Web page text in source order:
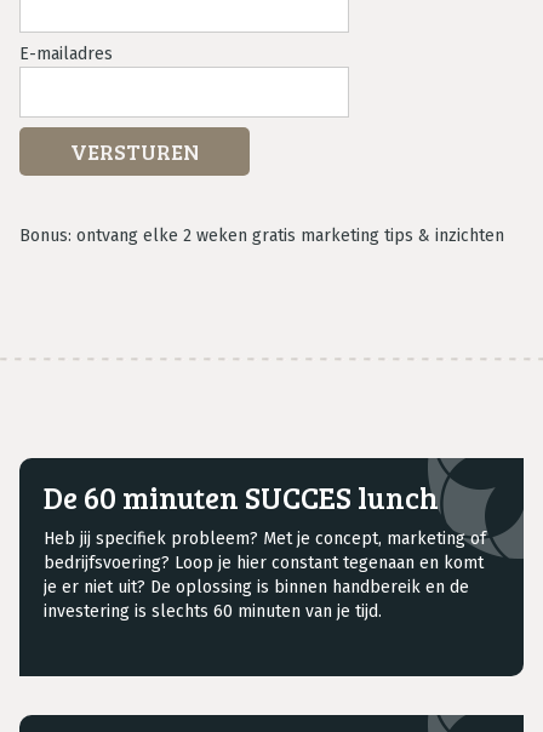
E-mailadres
Bonus: ontvang elke 2 weken gratis marketing tips & inzichten
De 60 minuten SUCCES lunch
Heb jij specifiek probleem? Met je concept, marketing of
bedrijfsvoering? Loop je hier constant tegenaan en komt
je er niet uit? De oplossing is binnen handbereik en de
investering is slechts 60 minuten van je tijd.